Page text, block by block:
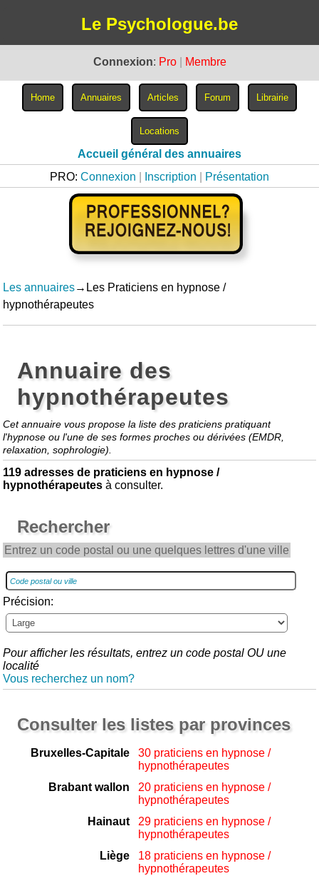
Le Psychologue.be
Connexion: Pro Membre
Accueil général des annuaires
PRO: Connexion Inscription Présentation
Les annuaires→Les Praticiens en hypnose /
hypnothérapeutes
Annuaire des
hypnothérapeutes
Cet annuaire vous propose la liste des praticiens pratiquant
l'hypnose ou l'une de ses formes proches ou dérivées (EMDR,
relaxation, sophrologie).
119 adresses de praticiens en hypnose /
hypnothérapeutes à consulter.
Rechercher
Entrez un code postal ou une quelques lettres d'une ville
Précision:
Pour afficher les résultats, entrez un code postal OU une
localité
Vous recherchez un nom?
Consulter les listes par provinces
Bruxelles-Capitale
30 praticiens en hypnose /
hypnothérapeutes
Brabant wallon
20 praticiens en hypnose /
hypnothérapeutes
Hainaut
29 praticiens en hypnose /
hypnothérapeutes
Liège
18 praticiens en hypnose /
hypnothérapeutes